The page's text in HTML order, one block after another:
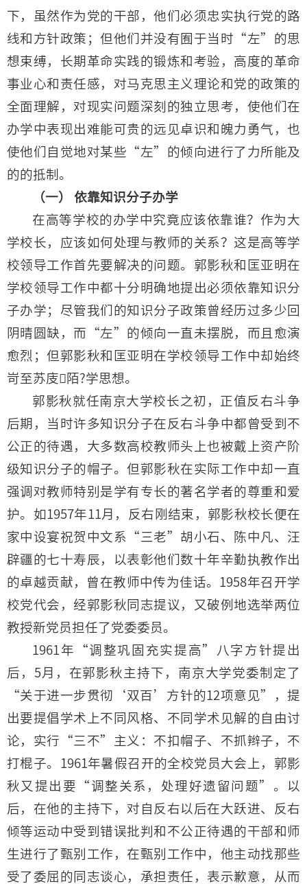
下，虽然作为党的干部，他们必须忠实执行党的路
线和方针政策；但他们并没有囿于当时“左”的思
想束缚，长期革命实践的锻炼和考验，高度的革命
事业心和责任感，对马克思主义理论和党的政策的
全面理解，对现实问题深刻的独立思考，使他们在
办学中表现出难能可贵的远见卓识和魄力勇气，也
使他们自觉地对某些“左”的倾向进行了力所能及
的的抵制。
（一） 依靠知识分子办学
在高等学校的办学中究竟应该依靠谁？作为大
学校长，应该如何处理与教师的关系？这是高等学
校领导工作首先要解决的问题。郭影秋和匡亚明在
学校领导工作中都十分明确地提出必须依靠知识分
子办学；尽管我们的知识分子政策曾经历过多少回
阴晴圆缺，而“左”的倾向一直未摆脱，而且愈演
愈烈；但郭影秋和匡亚明在学校领导工作中却始终
岢至苏庋陌?学思想。
郭影秋就任南京大学校长之初，正值反右斗争
后期，当时许多知识分子在反右斗争中都曾受到不
公正的待遇，大多数高校教师头上也被戴上资产阶
级知识分子的帽子。但郭影秋在实际工作中却一直
强调对教师特别是学有专长的著名学者的尊重和爱
护。如1957年11月，反右刚结束，郭影秋校长便在
家中设宴祝贺中文系“三老”胡小石、陈中凡、汪
辟疆的七十寿辰，以表彰他们数十年辛勤执教作出
的卓越贡献，曾在教师中传为佳话。1958年召开学
校党代会，经郭影秋同志提议，又破例地选举两位
教授新党员担任了党委委员。
1961年“调整巩固充实提高”八字方针提出
后，5月，在郭影秋主持下，南京大学党委制定了
“关于进一步贯彻‘双百’方针的12项意见”，提
出要提倡学术上不同风格、不同学术见解的自由讨
论，实行“三不”主义：不扣帽子、不抓辫子，不
打棍子。1961年暑假召开的全校党员大会上，郭影
秋又提出要“调整关系，处理好遗留问题”。以
后，在他的主持下，对自反右以后在大跃进、反右
倾等运动中受到错误批判和不公正待遇的干部和师
生进行了甄别工作，在甄别工作中，他主动找那些
受了委屈的同志谈心，承担责任，表示歉意，从而